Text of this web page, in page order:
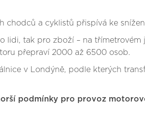
a cyklistů přispívá ke
lidi, tak pro zboží – na
přepraví 2000 až 6500 osob.
v Londýně, podle kterých
podmínky pro provoz